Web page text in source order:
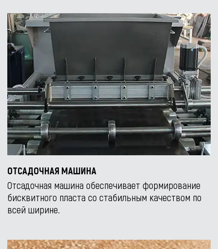
ОТСАДОЧНАЯ МАШИНА
Отсадочная машина обеспечивает формирование
бисквитного пласта со стабильным качеством по
всей ширине.